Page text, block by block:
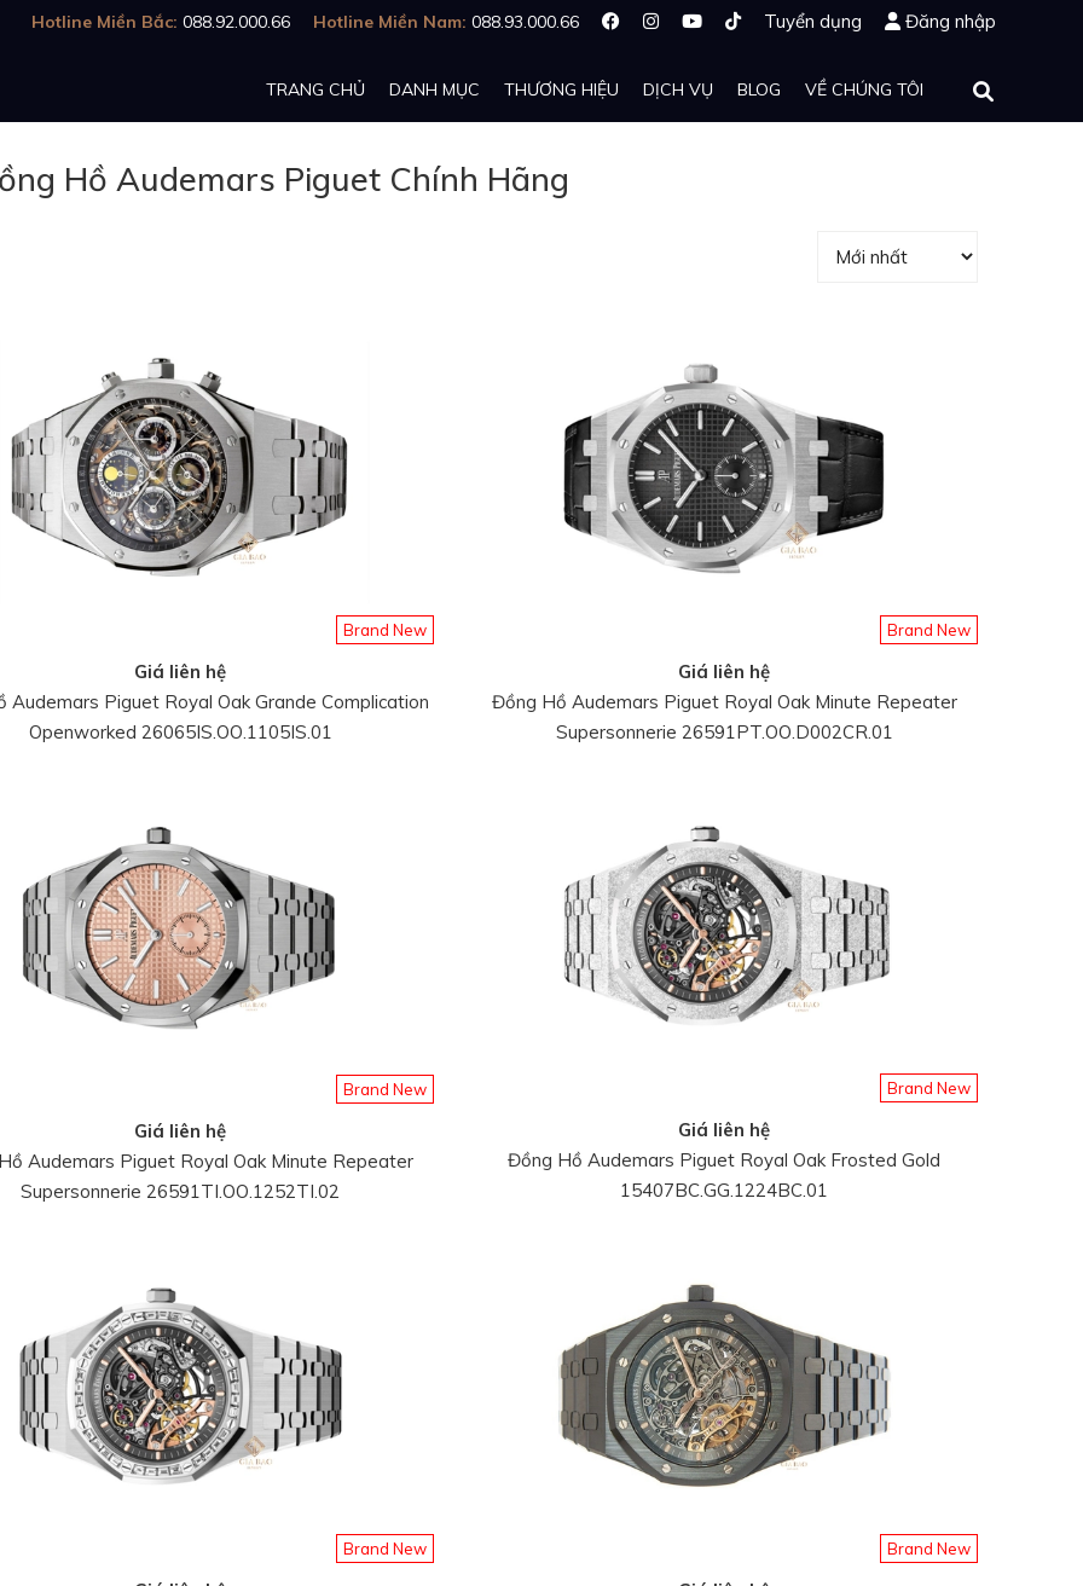
Hotline Miền Bắc: 088.92.000.66 Hotline Miền Nam: 088.93.000.66 Tuyển dụng Đăng nhập
TRANG CHỦ DANH MỤC THƯƠNG HIỆU DỊCH VỤ BLOG VỀ CHÚNG TÔI
Hồ Audemars Piguet Chính Hãng
Brand New
Giá liên hệ
Audemars Piguet Royal Oak Grande Complication
Openworked 26065IS.OO.1105IS.01
Brand New
Giá liên hệ
Đồng Hồ Audemars Piguet Royal Oak Minute Repeater
Supersonnerie 26591PT.OO.D002CR.01
Brand New
Giá liên hệ
Audemars Piguet Royal Oak Minute Repeater
Supersonnerie 26591TI.OO.1252TI.02
Brand New
Giá liên hệ
Đồng Hồ Audemars Piguet Royal Oak Frosted Gold
15407BC.GG.1224BC.01
Brand New Brand New